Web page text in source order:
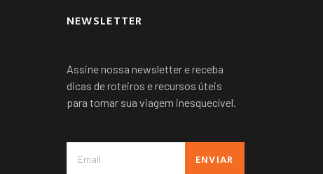
NEWSLETTER
Assine nossa newsletter e receba
dicas de roteiros e recursos úteis
para tornar sua viagem inesquecível.
ENVIAR